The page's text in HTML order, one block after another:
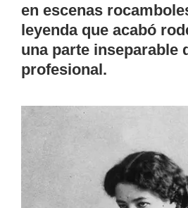
en escenas
leyenda que acabó
una parte inseparable
profesional.